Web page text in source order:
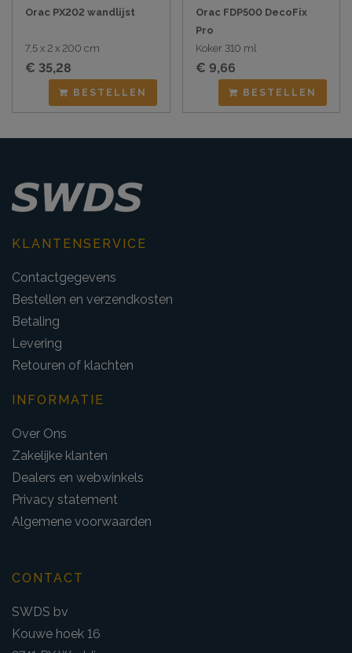
Orac PX202 wandlijst
7,5 x 2 x 200 cm
€ 35,28
BESTELLEN
Orac FDP500 DecoFix
Pro
Koker 310 ml
€ 9,66
BESTELLEN
KLANTENSERVICE
Contactgegevens
Bestellen en verzendkosten
Betaling
Levering
Retouren of klachten
INFORMATIE
Over Ons
Zakelijke klanten
Dealers en webwinkels
Privacy statement
Algemene voorwaarden
CONTACT
SWDS bv
Kouwe hoek 16